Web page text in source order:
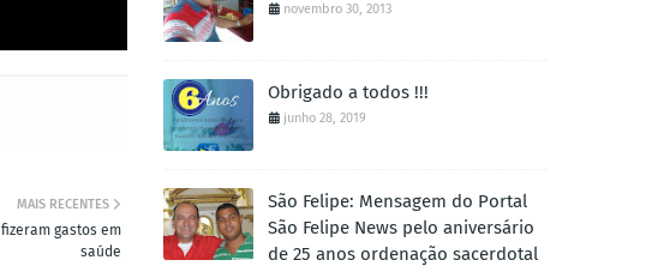
MAIS RECENTES
gastos em
saúde
novembro 30, 2013
Obrigado a todos !!!
junho 28, 2019
São Felipe: Mensagem do Portal
São Felipe News pelo aniversário
de 25 anos ordenação sacerdotal